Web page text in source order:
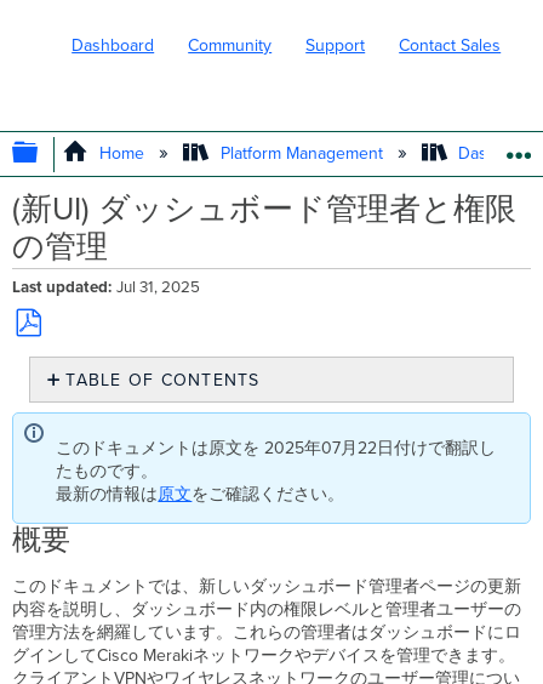
Dashboard Community Support Contact Sales
EXPAND/COLLAPSE GLOBAL
Home Platform Management
(新UI) ダッシュボード管理者と権限
の管理
Last updated Jul 31, 2025
Save
PDF
TABLE OF CONTENTS
概
管
理
の
管
理
管
理
者
このドキュメントは原文を 2025年07月22日付けで翻訳し
たものです。
最新の情報は原文をご確認ください。
概要
このドキュメントでは、新しいダッシュボード管理者ページの更新
内容を説明し、ダッシュボード内の権限レベルと管理者ユーザーの
管理方法を網羅しています。これらの管理者はダッシュボードにロ
グインしてCisco Merakiネットワークやデバイスを管理できます。
クライアントVPNやワイヤレスネットワークのユーザー管理につい